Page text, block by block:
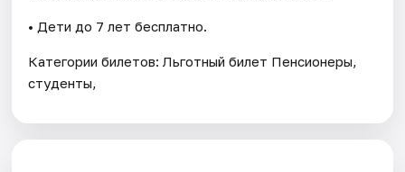
• Дети до 7 лет бесплатно.
Категории билетов: Льготный билет Пенсионеры,
студенты,